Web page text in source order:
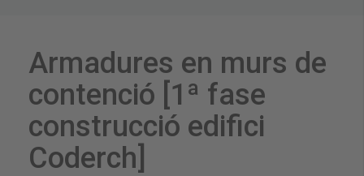
Armadures en murs de
contenció [1ª fase
construcció edifici
Coderch]